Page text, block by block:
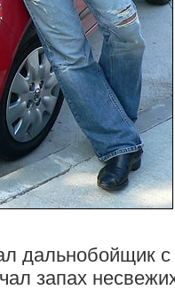
дальнобойщик
запах